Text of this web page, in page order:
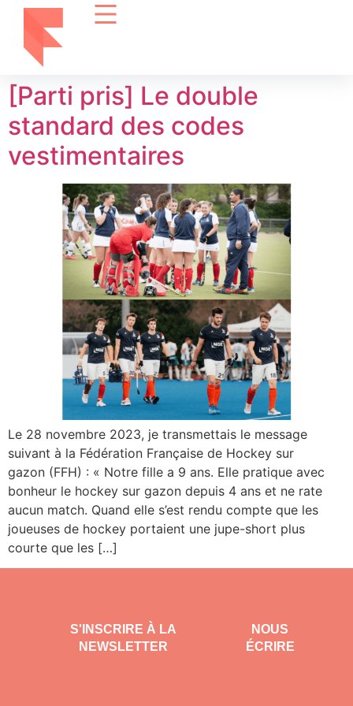
[Parti pris] Le double
standard des codes
vestimentaires
Le 28 novembre 2023, je transmettais le message
suivant à la Fédération Française de Hockey sur
gazon (FFH) : « Notre fille a 9 ans. Elle pratique avec
bonheur le hockey sur gazon depuis 4 ans et ne rate
aucun match. Quand elle s’est rendu compte que les
joueuses de hockey portaient une jupe-short plus
courte que les […]
S'INSCRIRE À LA
NEWSLETTER
NOUS
ÉCRIRE